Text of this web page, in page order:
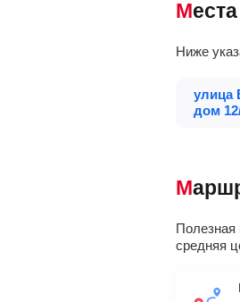
Ниже
улица
дом
Полезная
средняя